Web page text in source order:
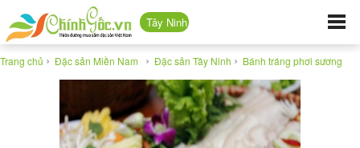
Tây Ninh
Trang chủ › Đặc sản Miền Nam › Đặc sản Tây Ninh › Bánh tráng phơi sương